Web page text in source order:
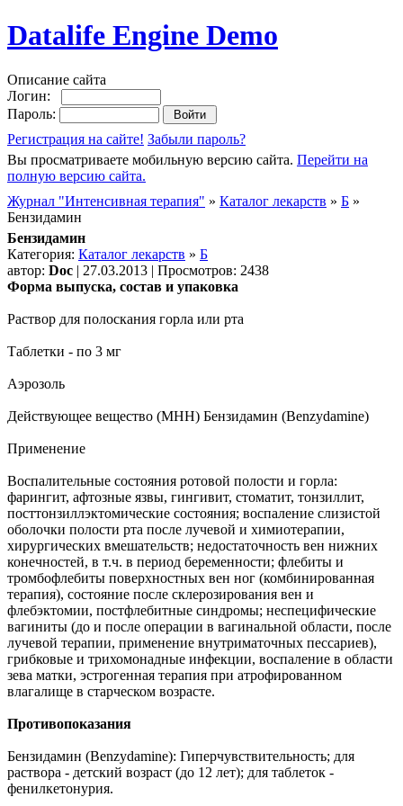
Datalife Engine Demo
Описание сайта
Логин:
Пароль:
Регистрация на сайте! Забыли пароль?
Вы просматриваете мобильную версию сайта. Перейти на
полную версию сайта.
Журнал "Интенсивная терапия" » Каталог лекарств » Б »
Бензидамин
Бензидамин
Категория: Каталог лекарств » Б
автор: Doc | 27.03.2013 | Просмотров: 2438
Форма выпуска, состав и упаковка
Раствор для полоскания горла или рта
Таблетки - по 3 мг
Аэрозоль
Действующее вещество (МНН) Бензидамин (Benzydamine)
Применение
Воспалительные состояния ротовой полости и горла:
фарингит, афтозные язвы, гингивит, стоматит, тонзиллит,
посттонзиллэктомические состояния; воспаление слизистой
оболочки полости рта после лучевой и химиотерапии,
хирургических вмешательств; недостаточность вен нижних
конечностей, в т.ч. в период беременности; флебиты и
тромбофлебиты поверхностных вен ног (комбинированная
терапия), состояние после склерозирования вен и
флебэктомии, постфлебитные синдромы; неспецифические
вагиниты (до и после операции в вагинальной области, после
лучевой терапии, применение внутриматочных пессариев),
грибковые и трихомонадные инфекции, воспаление в области
зева матки, эстрогенная терапия при атрофированном
влагалище в старческом возрасте.
Противопоказания
Бензидамин (Benzydamine): Гиперчувствительность; для
раствора - детский возраст (до 12 лет); для таблеток -
фенилкетонурия.